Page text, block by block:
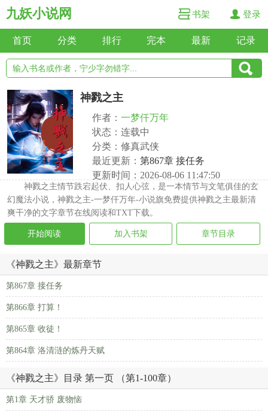
九妖小说网 书架 登录
首页 分类 排行 完本 最新 记录
神戮之主
作者： 一梦仟万年
状态：连载中
分类：修真武侠
最近更新： 第867章 接任务
更新时间：2026-08-06 11:47:50
神戮之主情节跌宕起伏、扣人心弦，是一本情节与文笔俱佳的玄
幻魔法小说，神戮之主-一梦仟万年-小说旗免费提供神戮之主最新清
爽干净的文字章节在线阅读和TXT下载。
开始阅读 加入书架 章节目录
《神戮之主》最新章节
第867章 接任务
第866章 打算！
第865章 收徒！
第864章 洛清涟的炼丹天赋
《神戮之主》目录 第一页 （第1-100章）
第1章 天才骄 废物恼